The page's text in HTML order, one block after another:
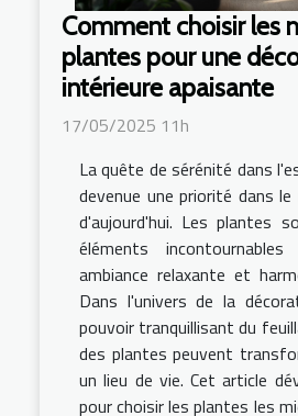
Comment choisir les
plantes pour une
intérieure apaisante
17/05/2025 11h
La quête de sérénité dans
devenue une priorité dans
d'aujourd'hui. Les plantes
éléments
ambiance relaxante et
Dans l'univers de la
pouvoir tranquillisant du
des plantes peuvent
un lieu de vie. Cet article
pour choisir les plantes les